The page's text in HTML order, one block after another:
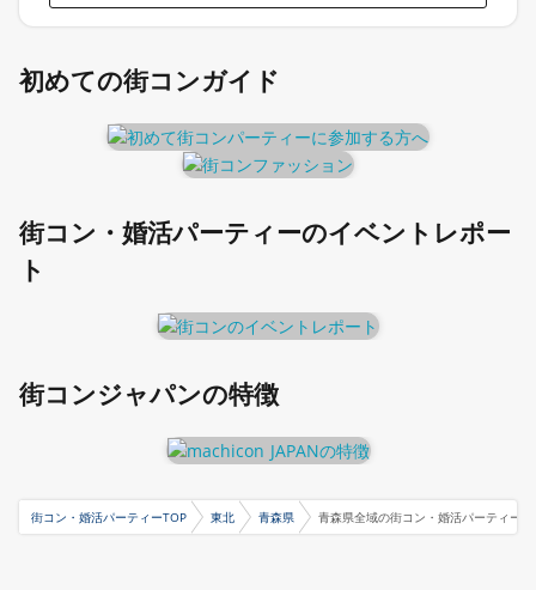
初めての街コンガイド
街コン・婚活パーティーのイベントレポー
ト
街コンジャパンの特徴
街コン・婚活パーティーTOP 東北 青森県 青森県全域の街コン・婚活パーティー